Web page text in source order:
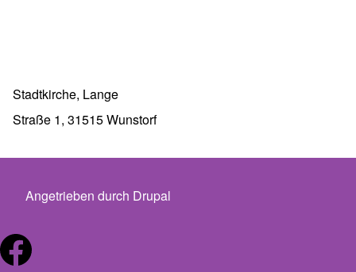
Stadtkirche, Lange
Straße 1, 31515 Wunstorf
Angetrieben durch Drupal